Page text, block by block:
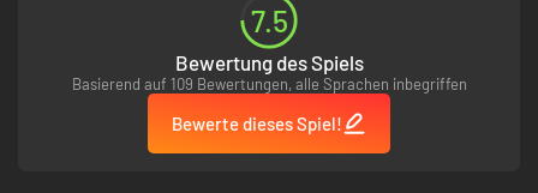
7.5
Bewertung des Spiels
Basierend auf 109 Bewertungen, alle Sprachen inbegriffen
Bewerte dieses Spiel!